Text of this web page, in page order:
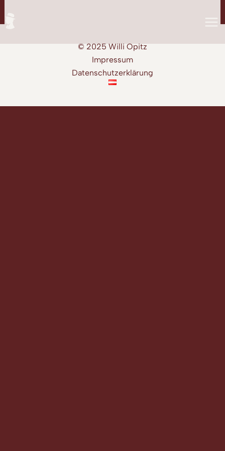
Inhalt
springen
© 2025 Willi Opitz
Impressum
Datenschutzerklärung